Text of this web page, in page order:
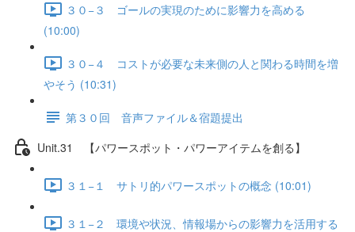
３０−３ ゴールの実現のために影響力を高める
(10:00)
３０−４ コストが必要な未来側の人と関わる時間を増
やそう (10:31)
第３０回 音声ファイル＆宿題提出
Unit.31 【パワースポット・パワーアイテムを創る】
３１−１ サトリ的パワースポットの概念 (10:01)
３１−２ 環境や状況、情報場からの影響力を活用する